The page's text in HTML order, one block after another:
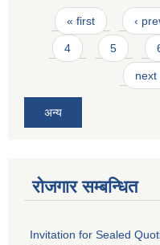
Pages
« first ‹
4 5
next
अन्य
रोजगार सम्बन्धित
Invitation for Sealed